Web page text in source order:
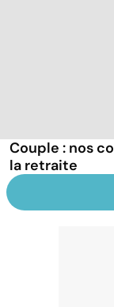
Couple : nos
la retraite